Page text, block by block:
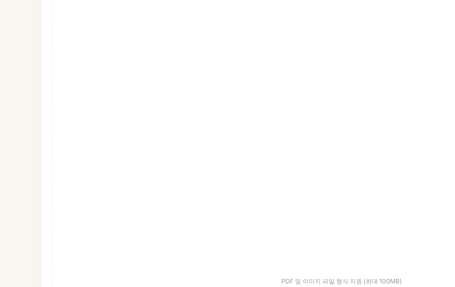
PDF 및 이미지 파일 형식 지원 (최대 100MB)